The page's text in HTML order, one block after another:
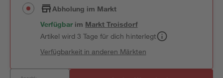
Abholung im Markt
Verfügbar im MarktTroisdorf
Artikel wird 3 Tage für dich hinterlegt
Verfügbarkeit in anderen Märkten